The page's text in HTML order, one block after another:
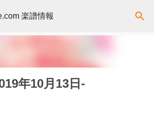
してメイン コンテンツに移動
楽譜情報
年10月13日-